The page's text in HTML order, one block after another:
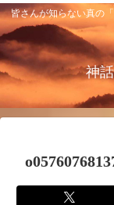
皆さんが知らない真の
神